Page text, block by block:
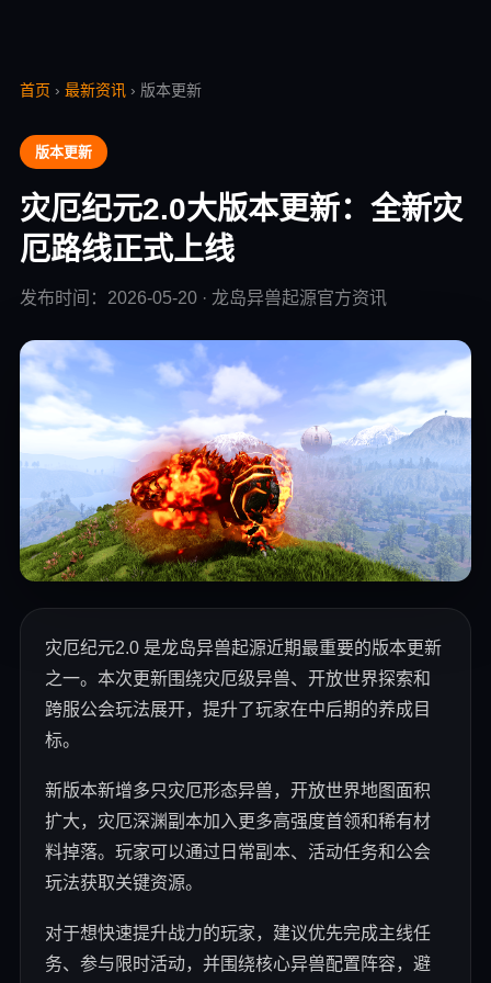
首页 › 最新资讯 › 版本更新
版本更新
灾厄纪元2.0大版本更新：全新灾
厄路线正式上线
发布时间：2026-05-20 · 龙岛异兽起源官方资讯
灾厄纪元2.0 是龙岛异兽起源近期最重要的版本更新
之一。本次更新围绕灾厄级异兽、开放世界探索和
跨服公会玩法展开，提升了玩家在中后期的养成目
标。
新版本新增多只灾厄形态异兽，开放世界地图面积
扩大，灾厄深渊副本加入更多高强度首领和稀有材
料掉落。玩家可以通过日常副本、活动任务和公会
玩法获取关键资源。
对于想快速提升战力的玩家，建议优先完成主线任
务、参与限时活动，并围绕核心异兽配置阵容，避